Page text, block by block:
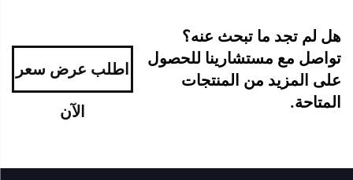
هل لم تجد ما تبحث عنه؟
تواصل مع مستشارينا للحصول
على المزيد من المنتجات
المتاحة.
اطلب عرض سعر
الآن